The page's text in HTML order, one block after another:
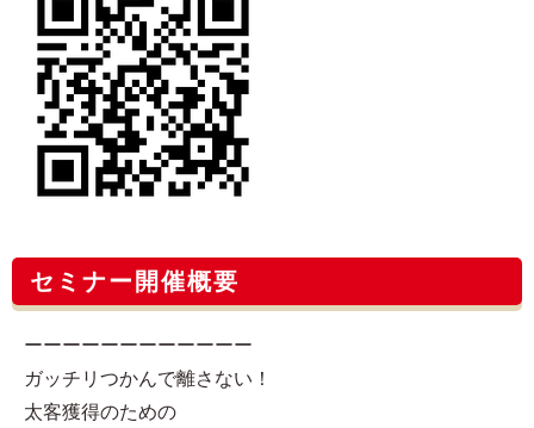
セミナー開催概要
ーーーーーーーーーーーー
ガッチリつかんで離さない！
太客獲得のための